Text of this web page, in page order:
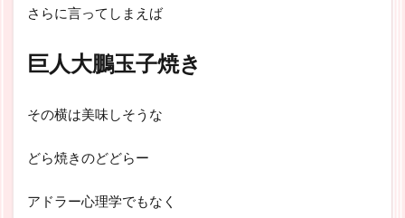
さらに言ってしまえば
巨人大鵬玉子焼き
その横は美味しそうな
どら焼きのどどらー
アドラー心理学でもなく